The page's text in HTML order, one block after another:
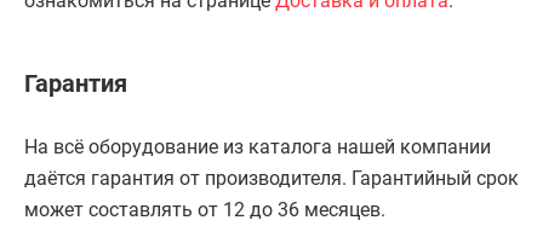
Гарантия
На всё оборудование из каталога нашей компании
даётся гарантия от производителя. Гарантийный срок
может составлять от 12 до 36 месяцев.